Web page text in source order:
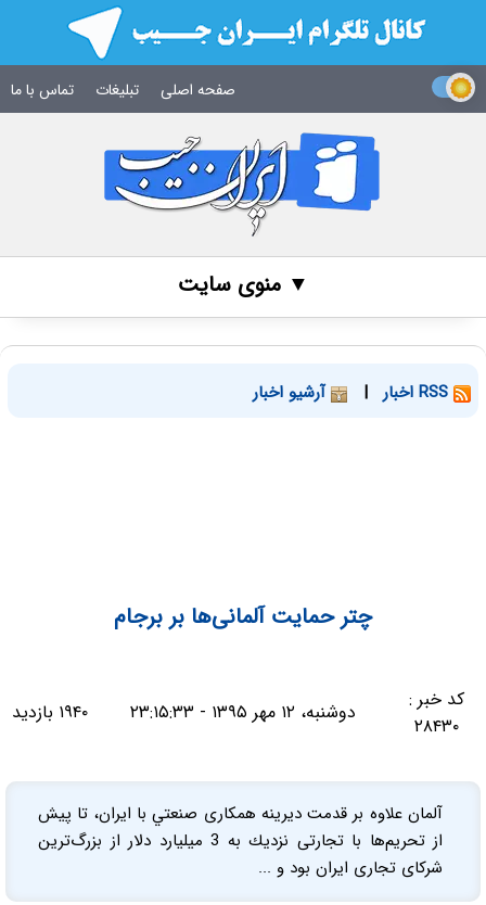
صفحه اصلی تبلیغات تماس با ما
▼ منوی سایت
| آرشیو اخبار
چتر حمايت آلمانی‌ها بر برجام
کد خبر :
۲۸۴۳۰
دوشنبه، ۱۲ مهر ۱۳۹۵ - ۲۳:۱۵:۳۳ ۱۹۴۰ بازدید
آلمان علاوه بر قدمت ديرينه همكاری صنعتي با ايران، تا پيش
از تحريم‌ها با تجارتی نزديك به 3 ميليارد دلار از بزرگ‌ترين
شركای تجاری ايران بود و ...